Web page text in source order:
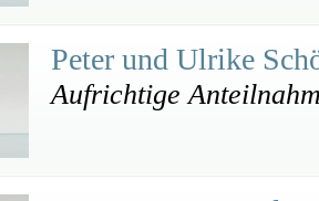
Peter und Ulrike
Aufrichtige